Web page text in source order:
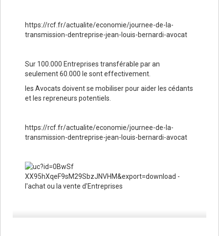
https://rcf.fr/actualite/economie/journee-de-la-
transmission-dentreprise-jean-louis-bernardi-avocat
Sur 100.000 Entreprises transférable par an
seulement 60.000 le sont effectivement.
les Avocats doivent se mobiliser pour aider les cédants
et les repreneurs potentiels.
https://rcf.fr/actualite/economie/journee-de-la-
transmission-dentreprise-jean-louis-bernardi-avocat